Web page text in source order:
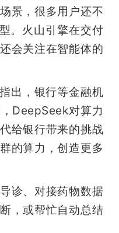
景，很多用户还不
。火山引擎在交付
会关注在智能体的
出，银行等金融机
DeepSeek对算力
给银行带来的挑战
的算力，创造更多
诊、对接药物数据
，或帮忙自动总结